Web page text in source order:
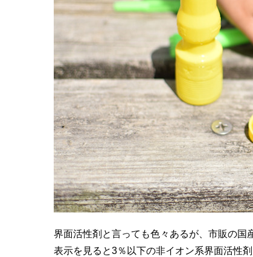
界面活性剤と言っても色々あるが、市販の
表示を見ると3％以下の非イオン系界面活性